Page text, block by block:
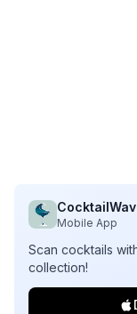
Mobile App
Scan cocktails
collection!